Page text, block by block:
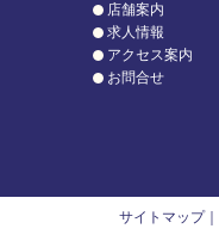
店舗案内
求人情報
アクセス案内
お問合せ
サイトマップ｜